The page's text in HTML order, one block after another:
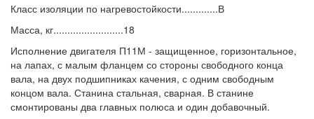
Класс изоляции по нагревостойкости.............В
Масса, кг.........................18
Исполнение двигателя П11М - защищенное, горизонтальное,
на лапах, с малым фланцем со стороны свободного конца
вала, на двух подшипниках качения, с одним свободным
концом вала. Станина стальная, сварная. В станине
смонтированы два главных полюса и один добавочный.